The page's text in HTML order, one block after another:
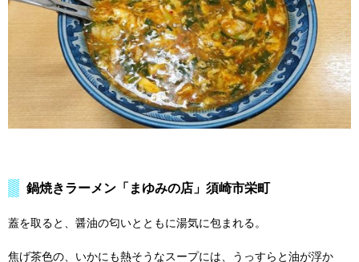
鍋焼きラーメン「まゆみの店」須崎市栄町
蓋を取ると、醤油の匂いとともに湯気に包まれる。
焦げ茶色の、いかにも熱そうなスープには、うっすらと油が浮か